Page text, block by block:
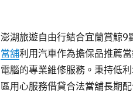
澎湖旅遊自由行結合宜蘭賞鯨9
當舖利用汽車作為擔保品推薦
電腦的專業維修服務。秉持低
區用心服務借貸合法當舖長期